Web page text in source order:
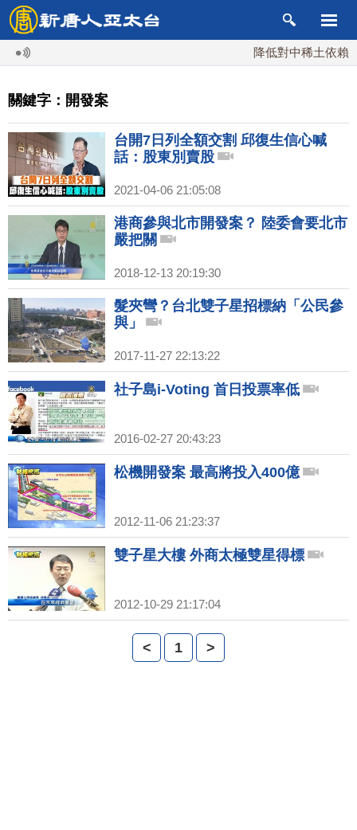
降低對中稀土依賴
關鍵字：開發案
台開7日列全額交割 邱復生信心喊
話：股東別賣股
2021-04-06 21:05:08
港商參與北市開發案？ 陸委會要北市
嚴把關
2018-12-13 20:19:30
髮夾彎？台北雙子星招標納「公民參
與」
2017-11-27 22:13:22
社子島i-Voting 首日投票率低
2016-02-27 20:43:23
松機開發案 最高將投入400億
2012-11-06 21:23:37
雙子星大樓 外商太極雙星得標
2012-10-29 21:17:04
< 1 >